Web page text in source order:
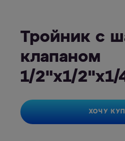
Тройник с
клапаном
1/2"х1/2"х1/
ХОЧУ